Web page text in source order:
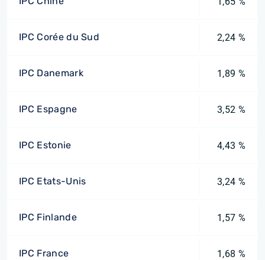
IPC Corée du Sud 2,24 %
IPC Danemark 1,89 %
IPC Espagne 3,52 %
IPC Estonie 4,43 %
IPC Etats-Unis 3,24 %
IPC Finlande 1,57 %
IPC France 1,68 %